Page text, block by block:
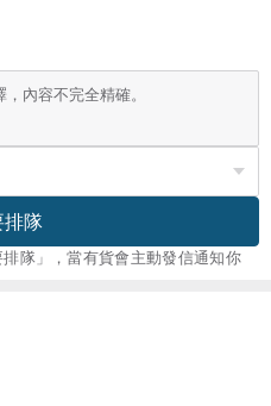
內容不完全精確。
隊
隊」，當有貨會主動發信通知你